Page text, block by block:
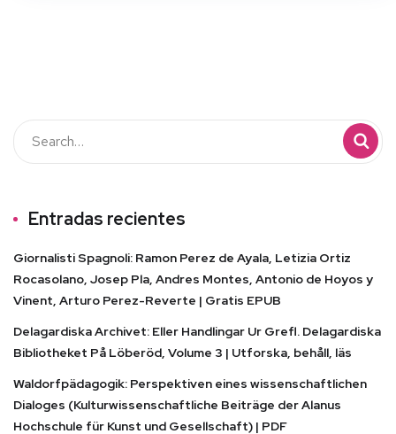
Entradas recientes
Giornalisti Spagnoli: Ramon Perez de Ayala, Letizia Ortiz
Rocasolano, Josep Pla, Andres Montes, Antonio de Hoyos y
Vinent, Arturo Perez-Reverte | Gratis EPUB
Delagardiska Archivet: Eller Handlingar Ur Grefl. Delagardiska
Bibliotheket På Löberöd, Volume 3 | Utforska, behåll, läs
Waldorfpädagogik: Perspektiven eines wissenschaftlichen
Dialoges (Kulturwissenschaftliche Beiträge der Alanus
Hochschule für Kunst und Gesellschaft) | PDF